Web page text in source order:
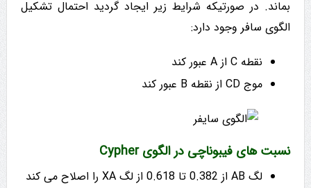
بماند. در صورتیکه شرایط زیر ایجاد گردید احتمال تشکیل
الگوی سافر وجود دارد:
نقطه C از A عبور کند
موج CD از نقطه B عبور کند
نسبت های فیبوناچی در الگوی Cypher
لگ AB از 0.382 تا 0.618 از لگ XA را اصلاح می کند